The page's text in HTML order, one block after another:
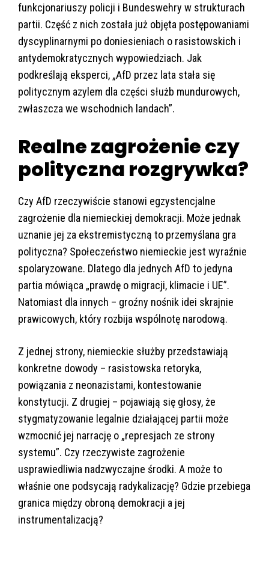
funkcjonariuszy policji i Bundeswehry w strukturach
partii. Część z nich została już objęta postępowaniami
dyscyplinarnymi po doniesieniach o rasistowskich i
antydemokratycznych wypowiedziach. Jak
podkreślają eksperci, „AfD przez lata stała się
politycznym azylem dla części służb mundurowych,
zwłaszcza we wschodnich landach”.
Realne zagrożenie czy
polityczna rozgrywka?
Czy AfD rzeczywiście stanowi egzystencjalne
zagrożenie dla niemieckiej demokracji. Może jednak
uznanie jej za ekstremistyczną to przemyślana gra
polityczna? Społeczeństwo niemieckie jest wyraźnie
spolaryzowane. Dlatego dla jednych AfD to jedyna
partia mówiąca „prawdę o migracji, klimacie i UE”.
Natomiast dla innych – groźny nośnik idei skrajnie
prawicowych, który rozbija wspólnotę narodową.
Z jednej strony, niemieckie służby przedstawiają
konkretne dowody – rasistowska retoryka,
powiązania z neonazistami, kontestowanie
konstytucji. Z drugiej – pojawiają się głosy, że
stygmatyzowanie legalnie działającej partii może
wzmocnić jej narrację o „represjach ze strony
systemu”. Czy rzeczywiste zagrożenie
usprawiedliwia nadzwyczajne środki. A może to
właśnie one podsycają radykalizację? Gdzie przebiega
granica między obroną demokracji a jej
instrumentalizacją?